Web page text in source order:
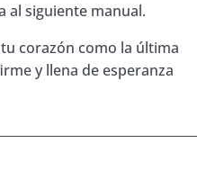
00:01:00
al siguiente manual.
corazón como la última
y llena de esperanza